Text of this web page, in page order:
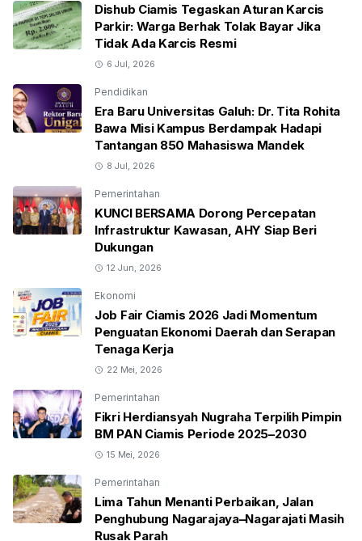
Dishub Ciamis Tegaskan Aturan Karcis
Parkir: Warga Berhak Tolak Bayar Jika
Tidak Ada Karcis Resmi
6 Jul, 2026
Pendidikan
Era Baru Universitas Galuh: Dr. Tita Rohita
Bawa Misi Kampus Berdampak Hadapi
Tantangan 850 Mahasiswa Mandek
8 Jul, 2026
Pemerintahan
KUNCI BERSAMA Dorong Percepatan
Infrastruktur Kawasan, AHY Siap Beri
Dukungan
12 Jun, 2026
Ekonomi
Job Fair Ciamis 2026 Jadi Momentum
Penguatan Ekonomi Daerah dan Serapan
Tenaga Kerja
22 Mei, 2026
Pemerintahan
Fikri Herdiansyah Nugraha Terpilih Pimpin
BM PAN Ciamis Periode 2025–2030
15 Mei, 2026
Pemerintahan
Lima Tahun Menanti Perbaikan, Jalan
Penghubung Nagarajaya–Nagarajati Masih
Rusak Parah